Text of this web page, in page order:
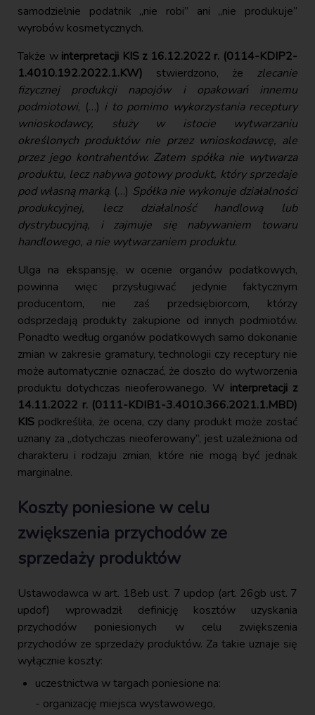
samodzielnie podatnik „nie robi” ani „nie produkuje”
wyrobów kosmetycznych.
Także w interpretacji KIS z 16.12.2022 r. (0114-KDIP2-
1.4010.192.2022.1.KW) stwierdzono, że zlecanie
fizycznej produkcji napojów i opakowań innemu
podmiotowi, (…) i to pomimo wykorzystania receptury
wnioskodawcy, służy w istocie wytwarzaniu
określonych produktów nie przez wnioskodawcę, ale
przez jego kontrahentów. Zatem spółka nie wytwarza
produktu, lecz nabywa gotowy produkt, który sprzedaje
pod własną marką. (…) Spółka nie wykonuje działalności
produkcyjnej, lecz działalność handlową lub
dystrybucyjną, i zajmuje się nabywaniem towaru
handlowego, a nie wytwarzaniem produktu.
Ulga na ekspansję, w ocenie organów podatkowych,
powinna więc przysługiwać jedynie faktycznym
producentom, nie zaś przedsiębiorcom, którzy
odsprzedają produkty zakupione od innych podmiotów.
Ponadto według organów podatkowych samo dokonanie
zmian w zakresie gramatury, technologii czy receptury nie
może automatycznie oznaczać, że doszło do wytworzenia
produktu dotychczas nieoferowanego. W interpretacji z
14.11.2022 r. (0111-KDIB1-3.4010.366.2021.1.MBD)
KIS podkreśliła, że ocena, czy dany produkt może zostać
uznany za „dotychczas nieoferowany”, jest uzależniona od
charakteru i rodzaju zmian, które nie mogą być jednak
marginalne.
Koszty poniesione w celu
zwiększenia przychodów ze
sprzedaży produktów
Ustawodawca w art. 18eb ust. 7 updop (art. 26gb ust. 7
updof) wprowadził definicję kosztów uzyskania
przychodów poniesionych w celu zwiększenia
przychodów ze sprzedaży produktów. Za takie uznaje się
wyłącznie koszty:
uczestnictwa w targach poniesione na:
organizację miejsca wystawowego,